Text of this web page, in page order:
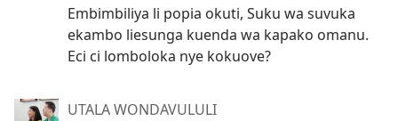
Embimbiliya li popia okuti, Suku wa suvuka
ekambo liesunga kuenda wa kapako omanu.
Eci ci lomboloka nye kokuove?
UTALA WONDAVULULI